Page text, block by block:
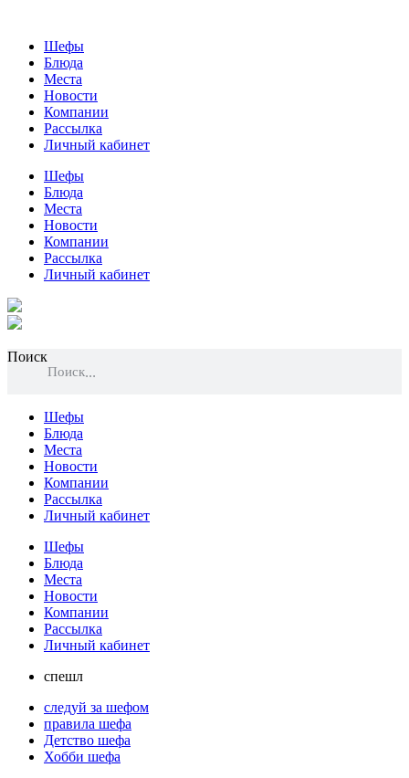
Шефы
Блюда
Места
Новости
Компании
Рассылка
Личный кабинет
Шефы
Блюда
Места
Новости
Компании
Рассылка
Личный кабинет
Поиск
Поиск
Шефы
Блюда
Места
Новости
Компании
Рассылка
Личный кабинет
Шефы
Блюда
Места
Новости
Компании
Рассылка
Личный кабинет
спешл
следуй за шефом
правила шефа
Детство шефа
Хобби шефа